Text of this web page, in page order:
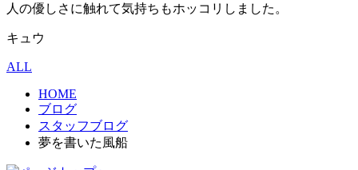
人の優しさに触れて気持ちもホッコリしました。
キュウ
ALL
HOME
ブログ
スタッフブログ
夢を書いた風船